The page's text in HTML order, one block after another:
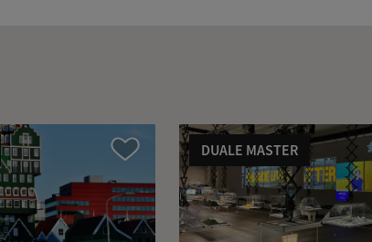
Vergelijk DUALE MASTER